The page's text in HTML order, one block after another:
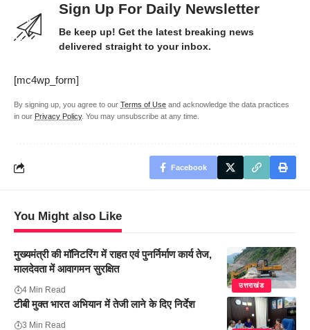
Sign Up For Daily Newsletter
Be keep up! Get the latest breaking news
delivered straight to your inbox.
[mc4wp_form]
By signing up, you agree to our Terms of Use and acknowledge the data practices
in our Privacy Policy. You may unsubscribe at any time.
Facebook
You Might also Like
उत्तराखंड
मुख्यमंत्री की मॉनिटरिंग में राहत एवं पुनर्निर्माण कार्य तेज,
मालदेवता में आवागमन सुरक्षित
4 Min Read
टीबी मुक्त भारत अभियान में तेजी लाने के दिए निर्देश
3 Min Read